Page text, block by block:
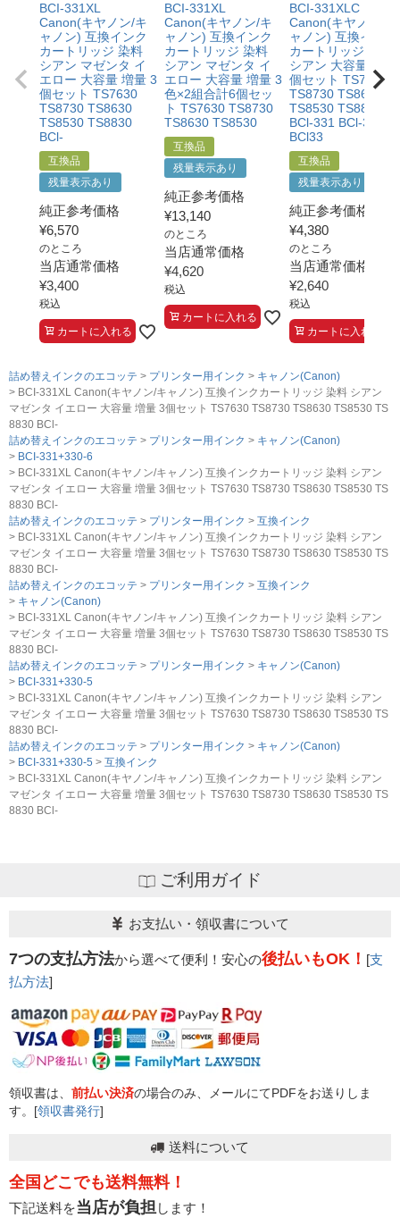
ものではないこと。
・メーカーの出張修理を依頼されてないこと。
BCI-331XL
Canon(キヤノン/キ
ャノン) 互換インク
カートリッジ 染料
シアン マゼンタ イ
エロー 大容量 増量 3
個セット TS7630
TS8730 TS8630
TS8530 TS8830
BCl-
互換品
残量表示あり
純正参考価格
¥6,570
のところ
当店通常価格
¥3,400
税込
カートに入れる
BCI-331XL
Canon(キヤノン/キ
ャノン) 互換インク
カートリッジ 染料
シアン マゼンタ イ
エロー 大容量 増量 3
色×2組合計6個セッ
ト TS7630 TS8730
TS8630 TS8530
互換品
残量表示あり
純正参考価格
¥13,140
のところ
当店通常価格
¥4,620
税込
カートに入れる
BCI-331XLC
Canon(キヤノン/キ
ャノン) 互換インク
カートリッジ 染料
シアン 大容量 増量
個セット TS7630
TS8730 TS8630
TS8530 TS8830
BCl-331 BCl-330
BCl33
互換品
残量表示あり
純正参考価格
¥4,380
のところ
当店通常価格
¥2,640
税込
カートに入れる
詰め替えインクのエコッテ プリンター用インク
キャノン(Canon)
BCI-331XL Canon(キヤノン/キャノン) 互換インクカートリッジ 染料 シアン
マゼンタ イエロー 大容量 増量 3個セット TS7630 TS8730 TS8630 TS8530 TS
8830 BCl-
詰め替えインクのエコッテ
プリンター用インク
キャノン(Canon)
BCI-331+330-6
BCI-331XL Canon(キヤノン/キャノン) 互換インクカートリッジ 染料 シアン
マゼンタ イエロー 大容量 増量 3個セット TS7630 TS8730 TS8630 TS8530 TS
8830 BCl-
詰め替えインクのエコッテ
プリンター用インク
互換インク
BCI-331XL Canon(キヤノン/キャノン) 互換インクカートリッジ 染料 シアン
マゼンタ イエロー 大容量 増量 3個セット TS7630 TS8730 TS8630 TS8530 TS
8830 BCl-
詰め替えインクのエコッテ
プリンター用インク
互換インク
キャノン(Canon)
BCI-331XL Canon(キヤノン/キャノン) 互換インクカートリッジ 染料 シアン
マゼンタ イエロー 大容量 増量 3個セット TS7630 TS8730 TS8630 TS8530 TS
8830 BCl-
詰め替えインクのエコッテ
プリンター用インク
キャノン(Canon)
BCI-331+330-5
BCI-331XL Canon(キヤノン/キャノン) 互換インクカートリッジ 染料 シアン
マゼンタ イエロー 大容量 増量 3個セット TS7630 TS8730 TS8630 TS8530 TS
8830 BCl-
詰め替えインクのエコッテ
プリンター用インク
キャノン(Canon)
BCI-331+330-5
互換インク
BCI-331XL Canon(キヤノン/キャノン) 互換インクカートリッジ 染料 シアン
マゼンタ イエロー 大容量 増量 3個セット TS7630 TS8730 TS8630 TS8530 TS
8830 BCl-
ご利用ガイド
お支払い・領収書について
7つの支払方法から選べて便利！安心の後払いもOK！ [支
払方法]
領収書は、 前払い決済の場合のみ、メールにてPDFをお送りしま
す。[領収書発行]
送料について
全国どこでも送料無料！
下記送料を当店が負担します！